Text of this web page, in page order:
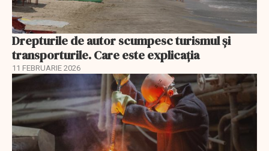
Drepturile de autor scumpesc turismul și
transporturile. Care este explicația
11 FEBRUARIE 2026